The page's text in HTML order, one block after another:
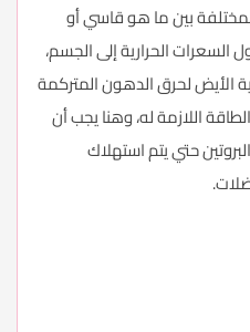
بين ما هو قاسي أو
الحرارية إلى الجسم،
الأيض لحرق الدهون المتركمة
اللازمة له، وهنا يجب أن
حتي يتم استهلاك